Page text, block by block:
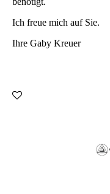
Ich freue mich auf Sie.
Ihre Gaby Kreuer